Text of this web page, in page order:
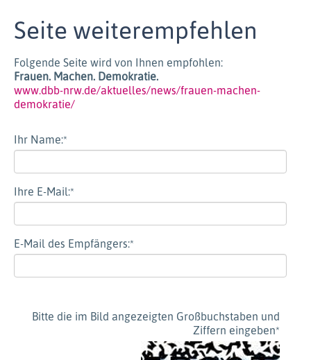
Seite weiterempfehlen
Folgende Seite wird von Ihnen empfohlen:
Frauen. Machen. Demokratie.
www.dbb-nrw.de/aktuelles/news/frauen-machen-
demokratie/
Ihr Name:*
Ihre E-Mail:*
E-Mail des Empfängers:*
Bitte die im Bild angezeigten Großbuchstaben und
Ziffern eingeben*